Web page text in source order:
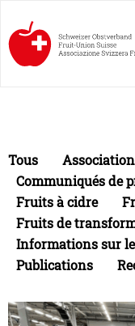
Tous Association
Communiqués de
Fruits à cidre
Fruits de
Informations sur
Publications